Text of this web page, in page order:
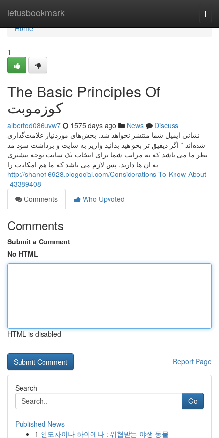
letusbookmark
Home
Home
1
The Basic Principles Of
کوزموبت
albertod086uvw7 1575 days ago News
Discuss
نشانی ایمیل شما منتشر نخواهد شد. بخش‌های موردنیاز علامت‌گذاری
شده‌اند * اگر دیقیق تر بخواهید بدانید واریز به سایت و برداشت سود مد
نظر ما می باشد که به مراتب شما برای انتخاب یک سایت توجه بیشتری
به ان ها دارید. پس لازم می باشد که ما هم امکانات را
http://shane16928.blogocial.com/Considerations-To-Know-About-
-43389408
Comments
Who Upvoted
Comments
Submit a Comment
No HTML
HTML is disabled
Report Page
Search
Go
Published News
1 인도차이나 하이에나 : 위협받는 야생 동물